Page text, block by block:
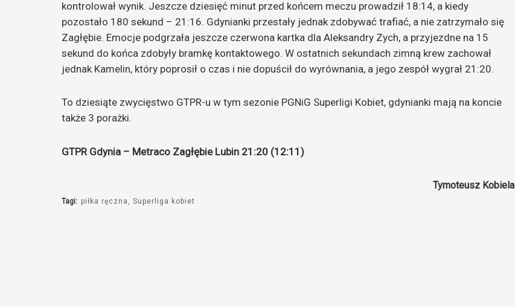
kontrolował wynik. Jeszcze dziesięć minut przed końcem meczu prowadził 18:14, a kiedy
pozostało 180 sekund – 21:16. Gdynianki przestały jednak zdobywać trafiać, a nie zatrzymało się
Zagłębie. Emocje podgrzała jeszcze czerwona kartka dla Aleksandry Zych, a przyjezdne na 15
sekund do końca zdobyły bramkę kontaktowego. W ostatnich sekundach zimną krew zachował
jednak Kamelin, który poprosił o czas i nie dopuścił do wyrównania, a jego zespół wygrał 21:20.
To dziesiąte zwycięstwo GTPR-u w tym sezonie PGNiG Superligi Kobiet, gdynianki mają na koncie
także 3 porażki.
GTPR Gdynia – Metraco Zagłębie Lubin 21:20 (12:11)
Tymoteusz Kobiela
Tagi: piłka ręczna Superliga kobiet